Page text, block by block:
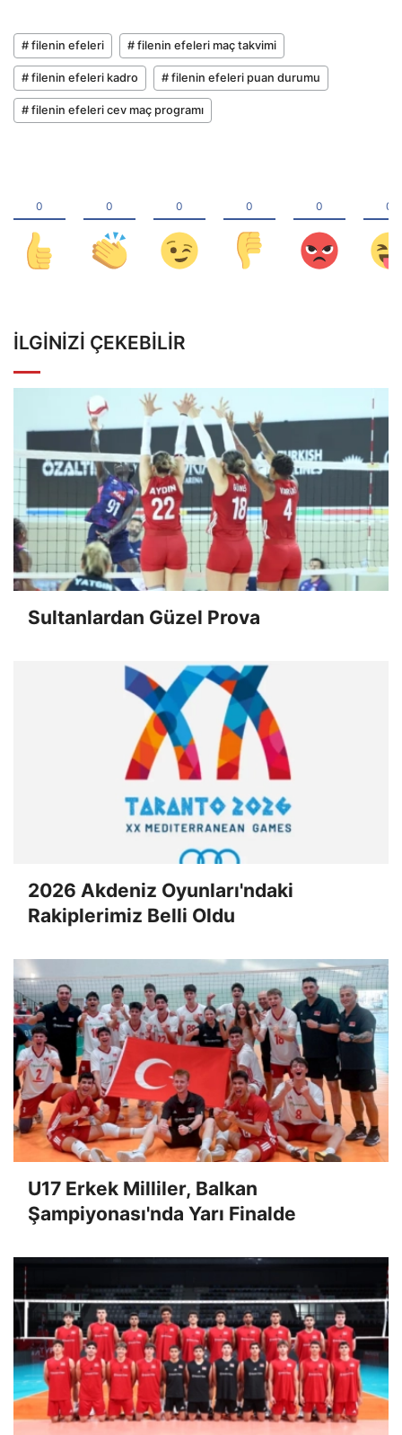
# filenin efeleri # filenin efeleri maç takvimi
# filenin efeleri kadro # filenin efeleri puan durumu
# filenin efeleri cev maç programı
İLGINIZI ÇEKEBILIR
Sultanlardan Güzel Prova
2026 Akdeniz Oyunları'ndaki
Rakiplerimiz Belli Oldu
U17 Erkek Milliler, Balkan
Şampiyonası'nda Yarı Finalde